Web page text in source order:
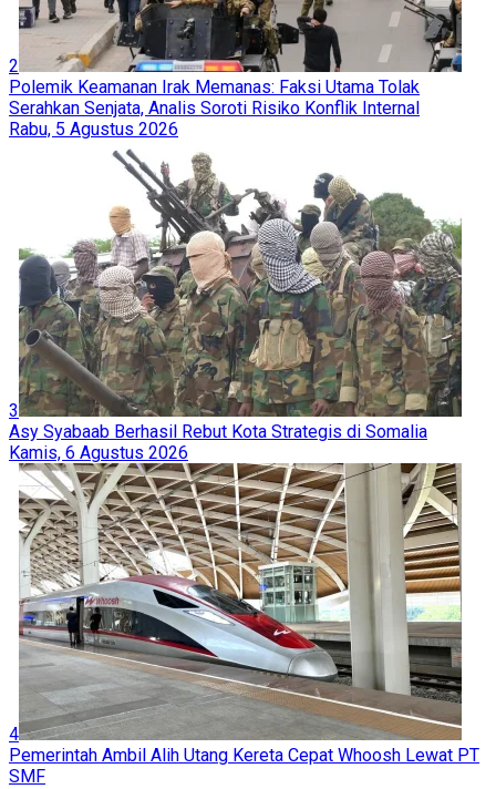
2
Polemik Keamanan Irak Memanas: Faksi Utama Tolak
Serahkan Senjata, Analis Soroti Risiko Konflik Internal
Rabu, 5 Agustus 2026
3
Asy Syabaab Berhasil Rebut Kota Strategis di Somalia
Kamis, 6 Agustus 2026
4
Pemerintah Ambil Alih Utang Kereta Cepat Whoosh Lewat PT
SMF